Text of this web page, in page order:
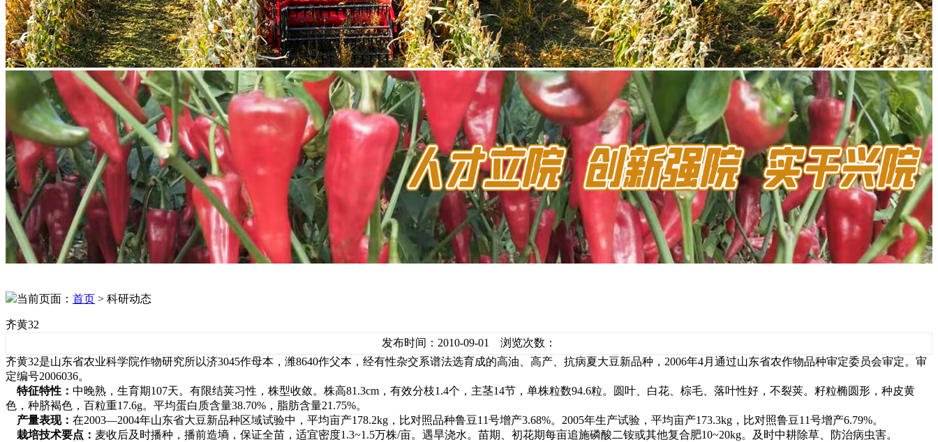
当前页面： 首页 > 科研动态
齐黄32
发布时间：2010-09-01 浏览次数：
齐黄32是山东省农业科学院作物研究所以济3045作母本，潍8640作父本，经有性杂交系谱法选育成的高油、高产、抗病夏大豆新品种，2006年4月通过山东省农作物品种审定委员会审定。审
定编号2006036。
特征特性： 中晚熟，生育期107天。有限结荚习性，株型收敛。株高81.3cm，有效分枝1.4个，主茎14节，单株粒数94.6粒。圆叶、白花、棕毛、落叶性好，不裂荚。籽粒椭圆形，种皮黄
色，种脐褐色，百粒重17.6g。平均蛋白质含量38.70%，脂肪含量21.75%。
产量表现： 在2003—2004年山东省大豆新品种区域试验中，平均亩产178.2kg，比对照品种鲁豆11号增产3.68%。2005年生产试验，平均亩产173.3kg，比对照鲁豆11号增产6.79%。
栽培技术要点： 麦收后及时播种，播前造墒，保证全苗，适宜密度1.3~1.5万株/亩。遇旱浇水。苗期、初花期每亩追施磷酸二铵或其他复合肥10~20kg。及时中耕除草、防治病虫害。